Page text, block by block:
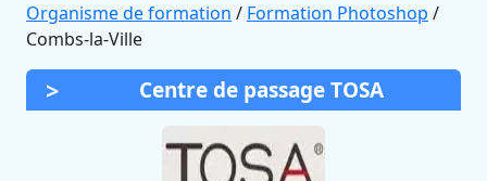
Organisme de formation / Formation Photoshop /
Combs-la-Ville
Centre de passage TOSA